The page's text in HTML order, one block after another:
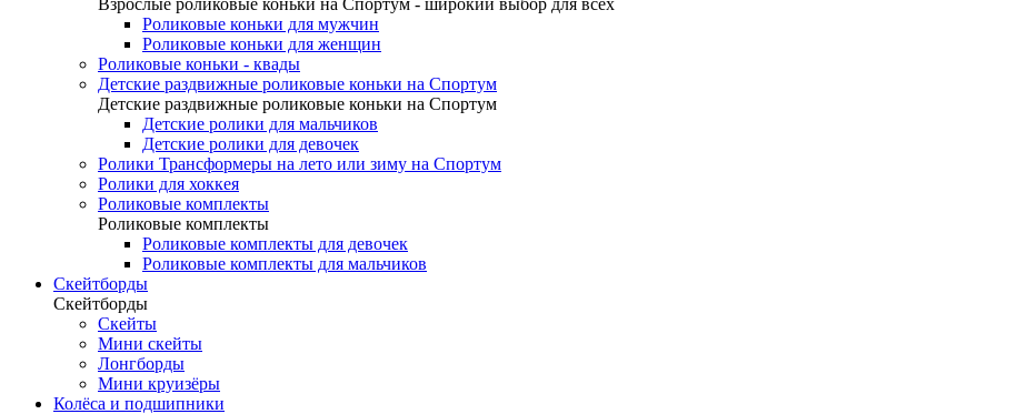
Взрослые роликовые коньки на Спортум - широкий выбор для всех
Роликовые коньки для мужчин
Роликовые коньки для женщин
Роликовые коньки - квады
Детские раздвижные роликовые коньки на Спортум
Детские раздвижные роликовые коньки на Спортум
Детские ролики для мальчиков
Детские ролики для девочек
Ролики Трансформеры на лето или зиму на Спортум
Ролики для хоккея
Роликовые комплекты
Роликовые комплекты
Роликовые комплекты для девочек
Роликовые комплекты для мальчиков
Скейтборды
Скейтборды
Скейты
Мини скейты
Лонгборды
Мини круизёры
Колёса и подшипники